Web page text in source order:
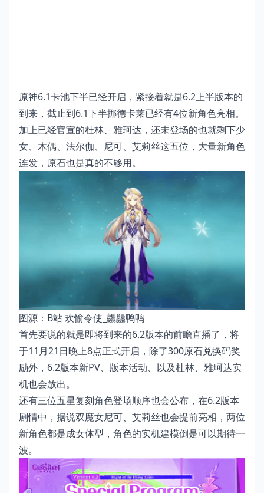
原神6.1卡池下半已经开启，紧接着就是6.2上半版本的
到来，截止到6.1下半挪德卡莱已经有4位新角色亮相。
加上已经官宣的杜林、雅珂达，还未登场的也就剩下少
女、木偶、法尔伽、尼可、艾莉丝这五位，大量新角色
连发，原石也是真的不够用。
图源：B站 欢愉令使_龘龘鸭鸭
首先要说的就是即将到来的6.2版本的前瞻直播了，将
于11月21日晚上8点正式开启，除了300原石兑换码奖
励外，6.2版本新PV、版本活动、以及杜林、雅珂达实
机也会放出。
还有三位五星复刻角色登场顺序也会公布，在6.2版本
剧情中，据说双魔女尼可、艾莉丝也会提前亮相，两位
新角色都是成女体型，角色的实机建模倒是可以期待一
波。